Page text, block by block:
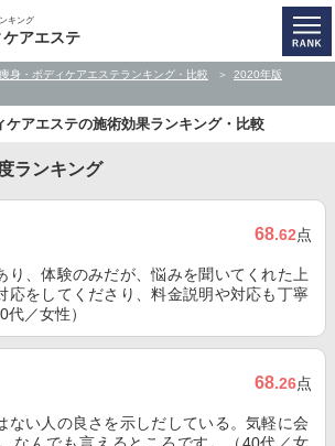
キング
アエステ
身・ボディケアエステランキング・比較
2020年版
ケアエステの施術効果ランキング・比較
ランキング
68.62点
り、体験のみだが、悩みを聞いてくれた上
応をしてくださり、料金説明や対応も丁寧
／女性）
68.26点
ない人の良さを示しだしている。気軽に会